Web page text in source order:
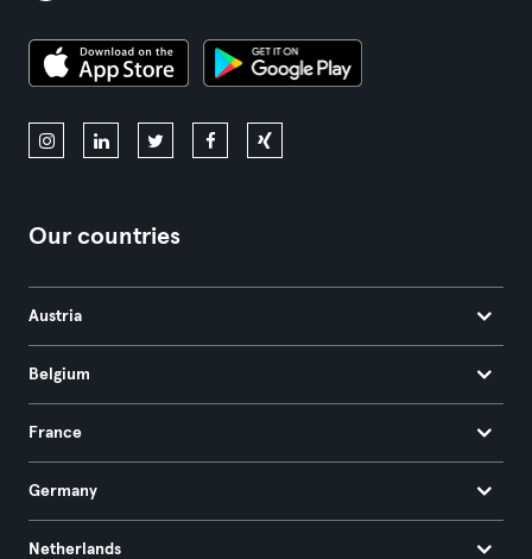
Our countries
Austria
Belgium
France
Germany
Netherlands